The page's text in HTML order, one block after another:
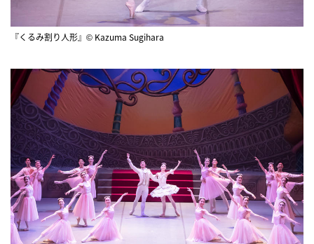
『くるみ割り人形』© Kazuma Sugihara